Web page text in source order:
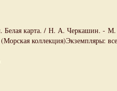
. Белая карта. / Н. А. Черкашин. -
коллекция)Экземпляры: